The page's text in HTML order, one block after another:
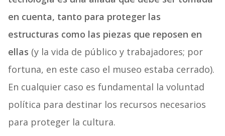
en cuenta, tanto para proteger las
estructuras como las piezas que reposen en
ellas (y la vida de público y trabajadores; por
fortuna, en este caso el museo estaba cerrado).
En cualquier caso es fundamental la voluntad
política para destinar los recursos necesarios
para proteger la cultura.